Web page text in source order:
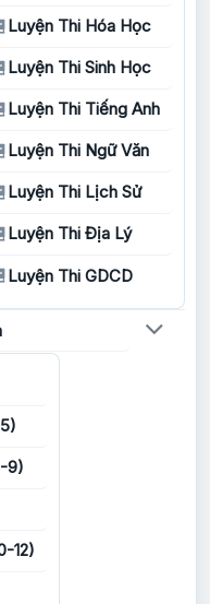
Luyện Thi Hóa Học
Luyện Thi Sinh Học
Luyện Thi Tiếng Anh
Luyện Thi Ngữ Văn
Luyện Thi Lịch Sử
Luyện Thi Địa Lý
Luyện Thi GDCD
9)
12)